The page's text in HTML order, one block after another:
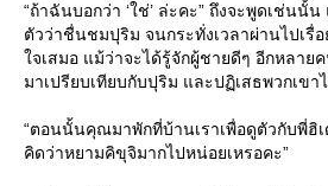
“ถ้าฉันบอกว่า ‘ใช่’ ล่ะคะ” ถึงจะพูดเช่นนั้
ตัวว่าชื่นชมปุริม จนกระทั่งเวลาผ่านไปเรื่
จเสมอ แม้ว่าจะได้รู้จักผู้ชายดีๆ อีกหลาย
มาเปรียบเทียบกับปุริม และปฏิเสธพวกเขา
“ตอนนั้นคุณมาพักที่บ้านเราเพื่อดูตัวกับพี่ฮิ
คิดว่าหยามคิขุจิมากไปหน่อยเหรอคะ”